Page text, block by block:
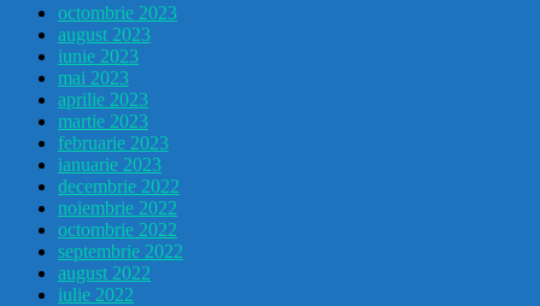
octombrie 2023
august 2023
iunie 2023
mai 2023
aprilie 2023
martie 2023
februarie 2023
ianuarie 2023
decembrie 2022
noiembrie 2022
octombrie 2022
septembrie 2022
august 2022
iulie 2022